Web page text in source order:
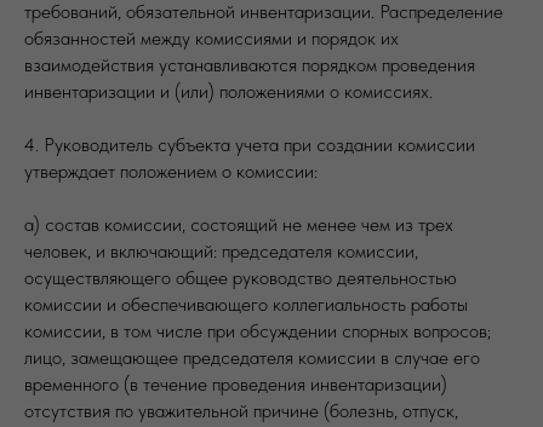
требований, обязательной инвентаризации. Распределение
обязанностей между комиссиями и порядок их
взаимодействия устанавливаются порядком проведения
инвентаризации и (или) положениями о комиссиях.
4. Руководитель субъекта учета при создании комиссии
утверждает положением о комиссии:
а) состав комиссии, состоящий не менее чем из трех
человек, и включающий: председателя комиссии,
осуществляющего общее руководство деятельностью
комиссии и обеспечивающего коллегиальность работы
комиссии, в том числе при обсуждении спорных вопросов;
лицо, замещающее председателя комиссии в случае его
временного (в течение проведения инвентаризации)
отсутствия по уважительной причине (болезнь, отпуск,